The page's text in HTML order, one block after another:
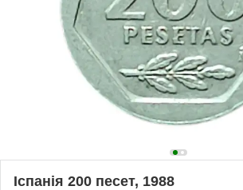
Іспанія 200 песет, 1988